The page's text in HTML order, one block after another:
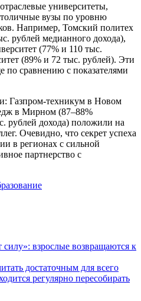
университеты,
вузы по уровню
Например, Томский политех
рублей медианного дохода),
(77% и 110 тыс.
(89% и 72 тыс. рублей). Эти
сравнению с показателями
Газпром-техникум в Новом
в Мирном (87–88%
рублей дохода) положили на
Очевидно, что секрет успеха
в регионах с сильной
партнерство с
взрослые возвращаются к
достаточным для всего
регулярно пересобирать